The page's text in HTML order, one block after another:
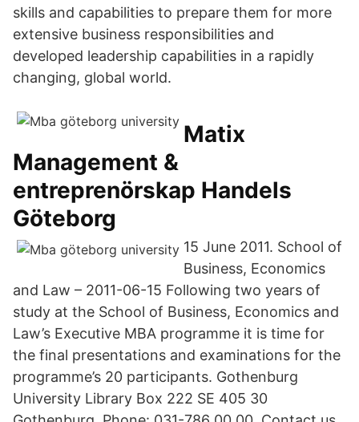
skills and capabilities to prepare them for more
extensive business responsibilities and
developed leadership capabilities in a rapidly
changing, global world.
Matix
Management &
entreprenörskap Handels
Göteborg
15 June 2011. School of
Business, Economics
and Law – 2011-06-15 Following two years of
study at the School of Business, Economics and
Law’s Executive MBA programme it is time for
the final presentations and examinations for the
programme’s 20 participants. Gothenburg
University Library Box 222 SE 405 30